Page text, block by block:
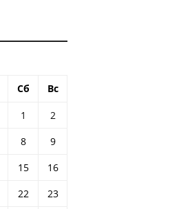
Сб Вс
1
2
8
9
15
16
22
23